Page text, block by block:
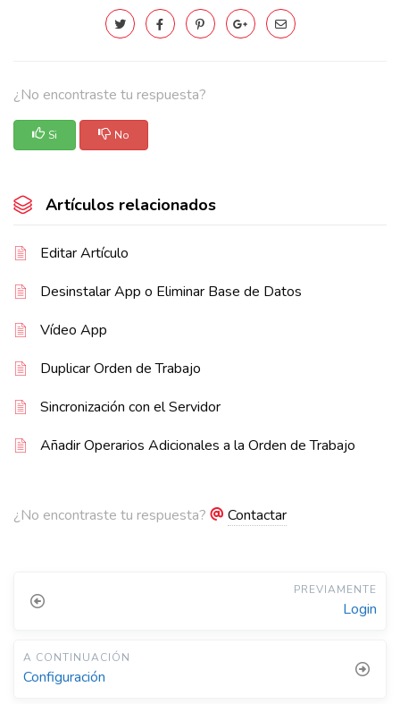
¿No encontraste tu respuesta?
Si No
Artículos relacionados
Editar Artículo
Desinstalar App o Eliminar Base de Datos
Vídeo App
Duplicar Orden de Trabajo
Sincronización con el Servidor
Añadir Operarios Adicionales a la Orden de Trabajo
¿No encontraste tu respuesta? Contactar
PREVIAMENTE
Login
A CONTINUACIÓN
Configuración